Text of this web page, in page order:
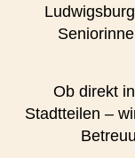
Ob direkt
Stadtteilen –